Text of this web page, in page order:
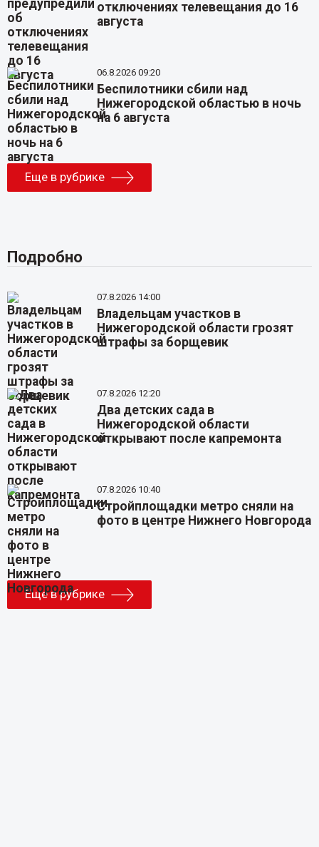
отключениях телевещания до 16
августа
06.8.2026 09:20
Беспилотники сбили над
Нижегородской областью в ночь
на 6 августа
Еще в рубрике
Подробно
07.8.2026 14:00
Владельцам участков в
Нижегородской области грозят
штрафы за борщевик
07.8.2026 12:20
Два детских сада в
Нижегородской области
открывают после капремонта
07.8.2026 10:40
Стройплощадки метро сняли на
фото в центре Нижнего Новгорода
Еще в рубрике